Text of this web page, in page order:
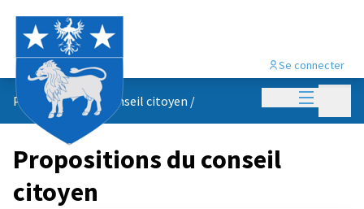
Menu
Se connecter
Propositions du conseil citoyen /
Propositions du conseil
citoyen